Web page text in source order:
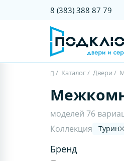
8 (383) 388 87 79
/ Каталог/ Двери /
моделей 76
Коллекция Турин
Бренд